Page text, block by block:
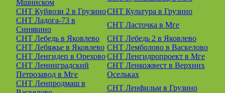
Мшинском
СНТ Куйвози 2 в ГрузиноСНТ Культура в Грузино
СНТ Ладога-73 в
Синявино
СНТ Ласточка в Мге
СНТ Лебедь в Яковлево
СНТ Лебедь 2 в Яковлево
СНТ Лебяжье в Яковлево СНТ Лемболово в Васкелово
СНТ Ленгидеп в ОреховоСНТ Ленгидропроект в Мге
СНТ Ленинградский
Петрозавод в Мге
СНТ Ленкожвест в Верхних
Осельках
СНТ Ленпродмаш в
СНТ Ленфильм в Грузино